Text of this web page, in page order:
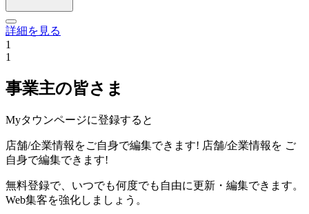
詳細を見る
1
1
事業主の皆さま
Myタウンページに登録すると
店舗/企業情報をご自身で編集できます! 店舗/企業情報を ご
自身で編集できます!
無料登録で、いつでも何度でも自由に更新・編集できます。
Web集客を強化しましょう。